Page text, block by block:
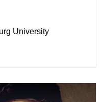
University